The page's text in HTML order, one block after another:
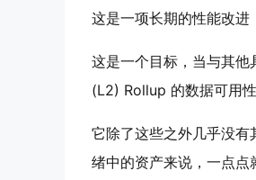
这是一项长期的性能改进
这是一个目标，当与其
(L2) Rollup 的数据可用
它除了这些之外几乎没
绪中的资产来说，一点